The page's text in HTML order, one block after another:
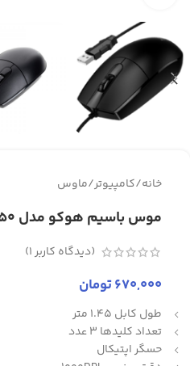
خانه/کامپیوتر/ماوس
موس باسیم هوکو مدل Hoco GM50
(دیدگاه کاربر1
)
670,000تومان
طول کابل 1.45 متر
تعداد کلیدها 3 عدد
حسگر اپتیکال